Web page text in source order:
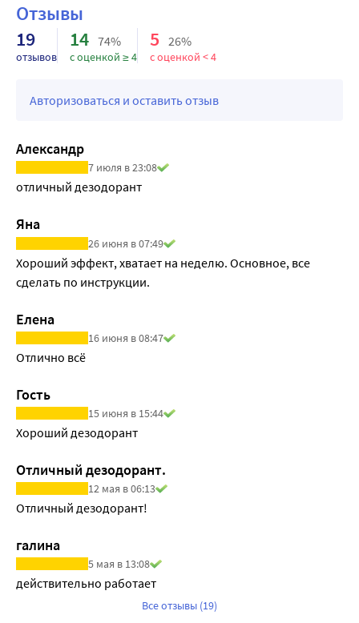
Отзывы
19
отзывов
14 74%
с оценкой ≥ 4
5 26%
с оценкой < 4
Авторизоваться и оставить отзыв
Александр
7 июля в 23:08
отличный дезодорант
Яна
26 июня в 07:49
Хороший эффект, хватает на неделю. Основное, все
сделать по инструкции.
Елена
16 июня в 08:47
Отлично всё
Гость
15 июня в 15:44
Хороший дезодорант
Отличный дезодорант.
12 мая в 06:13
Отличный дезодорант!
галина
5 мая в 13:08
действительно работает
Все отзывы (19)